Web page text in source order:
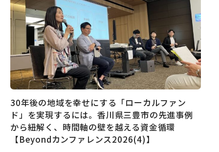
30年後の地域を幸せにする「ローカルファン
ド」を実現するには。香川県三豊市の先進事例
から紐解く、時間軸の壁を越える資金循環
【Beyondカンファレンス2026(4)】